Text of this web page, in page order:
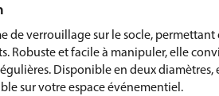
de verrouillage sur le socle, permettant
Robuste et facile à manipuler, elle
Disponible en deux diamètres,
sur votre espace événementiel.